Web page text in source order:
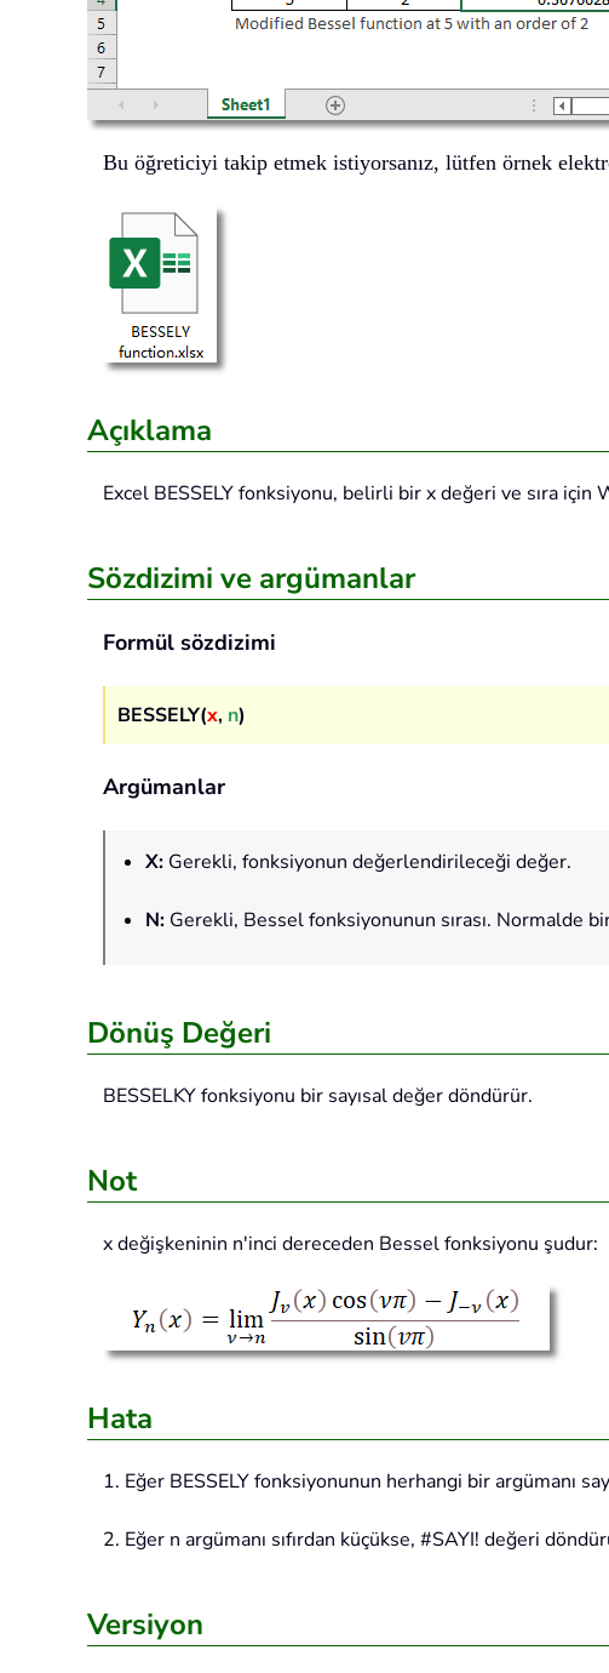
Bu öğreticiyi takip etmek istiyorsanız, lütfen örnek
Açıklama
Excel BESSELYfonksiyonu, belirli bir x değeri ve sıra için
Sözdizimi ve argümanlar
Formül sözdizimi
BESSELY(x, n)
Argümanlar
X: Gerekli, fonksiyonun değerlendirileceği değer.
N: Gerekli, Bessel fonksiyonunun sırası. Normalde
Dönüş Değeri
BESSELKYfonksiyonu bir sayısal değer döndürür.
Not
x değişkeninin n'inci dereceden Bessel fonksiyonu şudur:
Hata
1. Eğer BESSELY fonksiyonunun herhangi bir argümanı
2. Eğer n argümanı sıfırdan küçükse, #SAYI! değeri
Versiyon